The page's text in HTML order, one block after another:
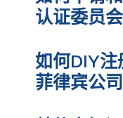
认证委员
如何DIY注
菲律宾公